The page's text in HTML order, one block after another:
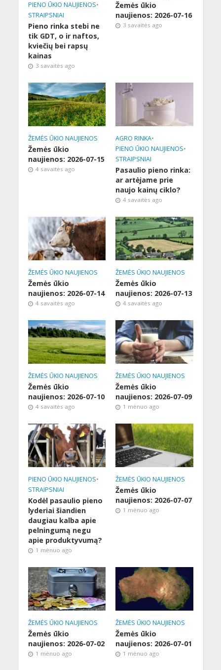
PIENO ŪKIO NAUJIENOS•
STRAIPSNIAI
Pieno rinka stebi ne
tik GDT, o ir naftos,
kviečių bei rapsų
kainas
3 savaitės ago
Žemės ūkio
naujienos: 2026-07-16
3 savaitės ago
ŽEMĖS ŪKIO NAUJIENOS
Žemės ūkio
naujienos: 2026-07-15
4 savaitės ago
AGRO RINKA•
PIENO ŪKIO NAUJIENOS•
STRAIPSNIAI
Pasaulio pieno rinka:
ar artėjame prie
naujo kainų ciklo?
4 savaitės ago
ŽEMĖS ŪKIO NAUJIENOS
Žemės ūkio
naujienos: 2026-07-14
4 savaitės ago
ŽEMĖS ŪKIO NAUJIENOS
Žemės ūkio
naujienos: 2026-07-13
4 savaitės ago
ŽEMĖS ŪKIO NAUJIENOS
Žemės ūkio
naujienos: 2026-07-10
4 savaitės ago
ŽEMĖS ŪKIO NAUJIENOS
Žemės ūkio
naujienos: 2026-07-09
1 mėnuo ago
PIENO ŪKIO NAUJIENOS•
STRAIPSNIAI
Kodėl pasaulio pieno
lyderiai šiandien
daugiau kalba apie
pelningumą negu
apie produktyvumą?
1 mėnuo ago
ŽEMĖS ŪKIO NAUJIENOS
Žemės ūkio
naujienos: 2026-07-07
1 mėnuo ago
ŽEMĖS ŪKIO NAUJIENOS
Žemės ūkio
naujienos: 2026-07-02
1 mėnuo ago
ŽEMĖS ŪKIO NAUJIENOS
Žemės ūkio
naujienos: 2026-07-01
1 mėnuo ago